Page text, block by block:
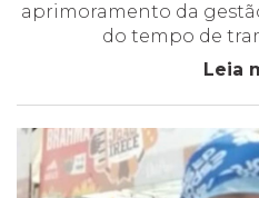
aprimoramento da
do tempo de
Leia